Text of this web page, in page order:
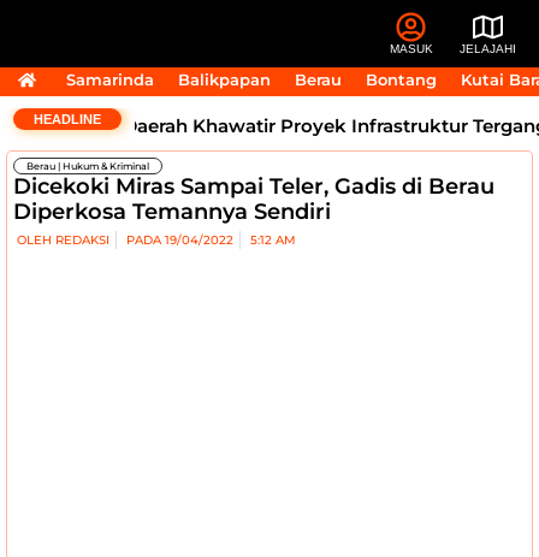
MASUK JELAJAHI
Samarinda Balikpapan Berau Bontang Kutai
HEADLINE
Kepala Daerah Khawatir Proyek Infrastruktur
Berau | Hukum & Kriminal
Dicekoki Miras Sampai Teler, Gadis di Berau
Diperkosa Temannya Sendiri
OLEH REDAKSI PADA19/04/2022 5:12 AM